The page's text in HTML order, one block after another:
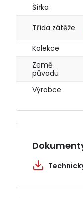
Šířka
Třída zátěže
Kolekce
Země
původu
Výrobce